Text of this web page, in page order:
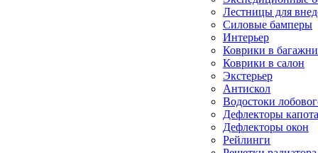
Лестницы для
Силовые бамперы
Интерьер
Коврики в
Коврики в салон
Экстерьер
Антискол
Водостоки
Дефлекторы капота
Дефлекторы окон
Рейлинги